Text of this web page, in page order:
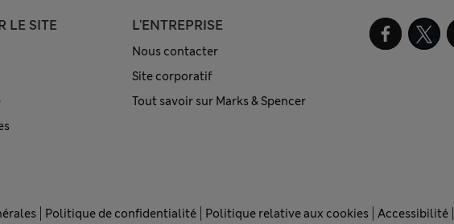
LE SITE L'ENTREPRISE
Nous contacter
Site corporatif
Tout savoir sur Marks & Spencer
Politique de confidentialité Politique relative aux cookies Accessibilité